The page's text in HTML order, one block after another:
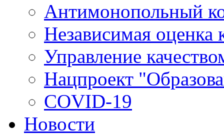
Антимонопольный
Независимая оценка
Управление
Нацпроект
COVID-19
Новости